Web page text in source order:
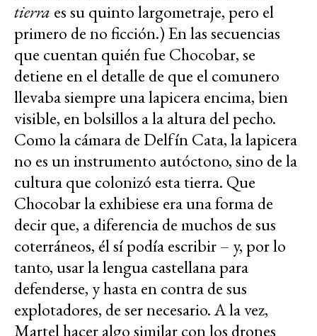
tierra es su quinto largometraje, pero el
primero de no ficción.) En las secuencias
que cuentan quién fue Chocobar, se
detiene en el detalle de que el comunero
llevaba siempre una lapicera encima, bien
visible, en bolsillos a la altura del pecho.
Como la cámara de Delfín Cata, la lapicera
no es un instrumento autóctono, sino de la
cultura que colonizó esta tierra. Que
Chocobar la exhibiese era una forma de
decir que, a diferencia de muchos de sus
coterráneos, él sí podía escribir – y, por lo
tanto, usar la lengua castellana para
defenderse, y hasta en contra de sus
explotadores, de ser necesario. A la vez,
Martel hacer algo similar con los drones